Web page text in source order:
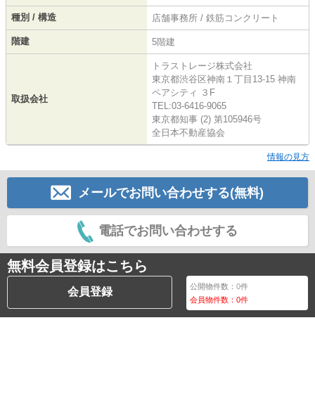
種別 / 構造 店舗事務所 / 鉄筋コンクリート
階建 5階建
取扱会社
トラストレージ株式会社
東京都渋谷区神南１丁目13-15 神南
ペアシティ ３F
TEL:03-6416-9065
東京都知事 (2) 第105946号
全日本不動産協会
情報の見方
メールでお問い合わせする(無料)
電話でお問い合わせする
無料会員登録はこちら
会員登録 公開物件数：0件
会員物件数：0件